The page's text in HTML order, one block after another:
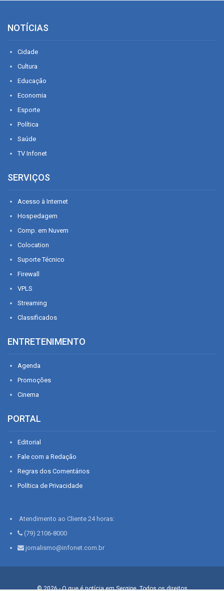
NOTÍCIAS
Cidade
Cultura
Educação
Economia
Esporte
Política
Saúde
TV Infonet
SERVIÇOS
Acesso à Internet
Hospedagem
Comp. em Nuvem
Colocation
Suporte Técnico
Firewall
VPLS
Streaming
Classificados
ENTRETENIMENTO
Agenda
Promoções
Cinema
PORTAL
Editorial
Fale com a Redação
Regras dos Comentários
Política de Privacidade
Atendimento ao Cliente 24 horas:
(79) 2106-8000
jornalismo@infonet.com.br
© 2026 - O que é notícia em Sergipe. Todos os direitos